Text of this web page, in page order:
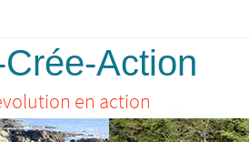
Action
en action